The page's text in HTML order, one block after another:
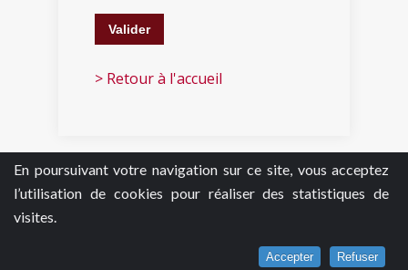
En poursuivant votre navigation sur ce site, vous acceptez
l’utilisation de cookies pour réaliser des statistiques de
visites.
Accepter Refuser
> Retour à l'accueil